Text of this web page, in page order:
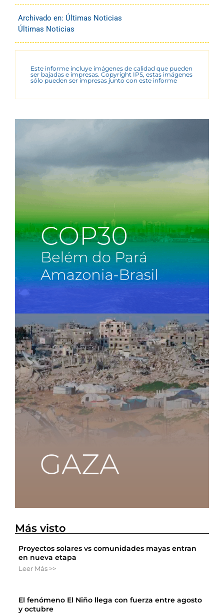
Archivado en: Últimas Noticias
Últimas Noticias
Este informe incluye imágenes de calidad que pueden
ser bajadas e impresas. Copyright IPS, estas imágenes
sólo pueden ser impresas junto con este informe
Más visto
Proyectos solares vs comunidades mayas entran
en nueva etapa
Leer Más >>
El fenómeno El Niño llega con fuerza entre agosto
y octubre